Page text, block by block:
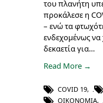
του πλανήτη
προκάλεσε η
– ενώ τα
ενδεχομένως
δεκαετία για…
Read More →
COVID 19,
ΟΙΚΟΝΟΜΊΑ,